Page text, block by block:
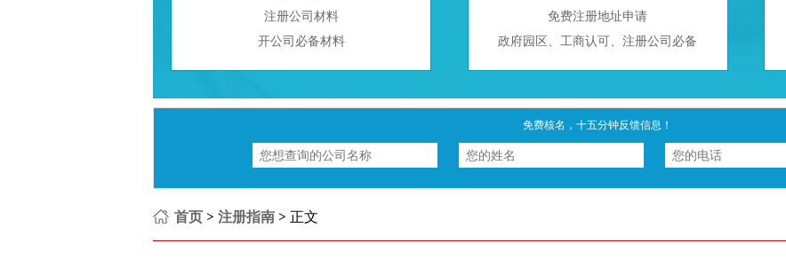
注册公司材料
开公司必备材料
免费注册地址申请
政府园区、工商认可、注册公司必备
免费核名，十五分钟反馈信息！
首页 > 注册指南 > 正文